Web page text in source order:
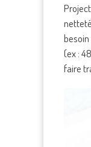
besoin
(ex :
faire